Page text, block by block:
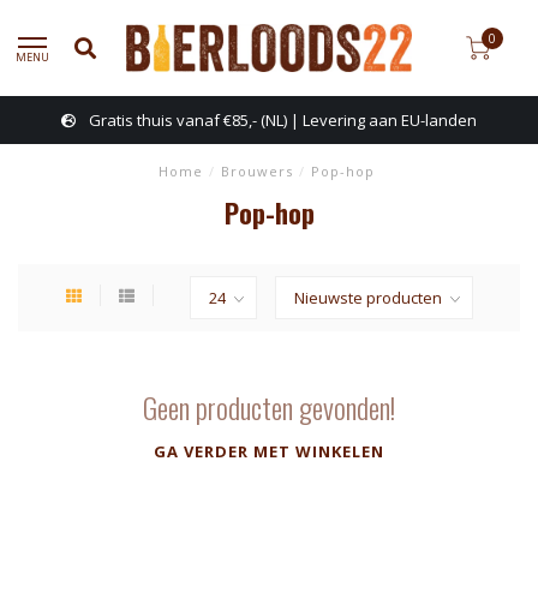
MENU
0
Gratis thuis vanaf €85,- (NL) | Levering aan EU-landen
Home / Brouwers / Pop-hop
Pop-hop
Geen producten gevonden!
GA VERDER MET WINKELEN